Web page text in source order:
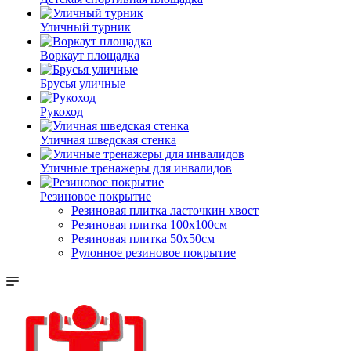
Уличный турник
Воркаут площадка
Брусья уличные
Рукоход
Уличная шведская стенка
Уличные тренажеры для инвалидов
Резиновое покрытие
Резиновая плитка ласточкин хвост
Резиновая плитка 100х100см
Резиновая плитка 50х50см
Рулонное резиновое покрытие